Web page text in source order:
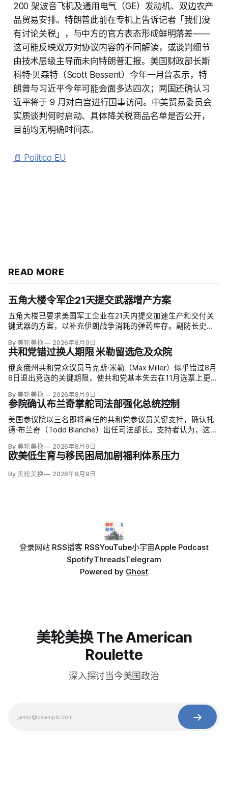
200 架波音飞机及通用电气（GE）发动机、双边农产
品贸易安排。特朗普此前在专机上告诉记者「我们没
有讨论关税」，与中方的官方表态形成鲜明落差——
这可能反映双方对协议内容的不同解读，或谈判细节
由技术层级主导而未向特朗普汇报。美国财政部长斯
科特·贝森特（Scott Bessent）今年一月曾表示，特
朗普与习近平今年可能会面多达四次；两国还确认习
近平将于 9 月对白宫进行国事访问。中美贸易委员会
实质谈判何时启动、具体降关税商品名单是否公开，
目前均无明确时间表。
📄 Politico EU
READ MORE
五角大楼令军企21天提交武器增产方案
五角大楼已要求美国军工企业在21天内提交加速生产和交付关
键武器的方案，以补充伊朗战争消耗的弹药库存。副防长史蒂
可接受，必须立即扩大产能；
By 美轮美换 2026年8月9日
共和党错过换人期限 米勒留选危及众院
俄亥俄州共和党众议员马克斯·米勒（Max Miller）似乎错过8月
8日退出竞选的关键期限，使共和党基本失去在11月选票上更换
Moreno）指控家暴并予以否认，众院道德委员会同时调查他是
否涉及家庭暴力、虐待或非法用药。
By 美轮美换 2026年8月9日
参院确认布兰奇掌舵司法部强化总统控制
美国参议院以三名即将离任的共和党参议员关键支持，确认托
德·布兰奇（Todd Blanche）出任司法部长。支持者认为，这位
冲动；
By 美轮美换 2026年8月9日
欧美低生育与移民困局加剧福利体系压力
By 美轮美换 2026年8月9日
登录网站 RSS播客 RSSYouTube小宇宙Apple Podcast
SpotifyThreadsTelegram
Powered by Ghost
美轮美换 The American
Roulette
深入探讨当今美国政治